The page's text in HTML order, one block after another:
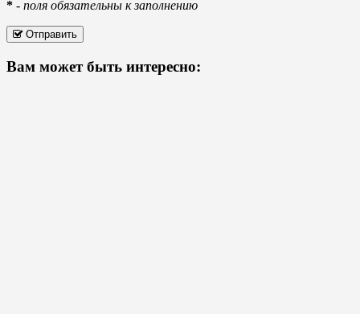
* - поля обязательны к заполнению
Отправить
Вам может быть интересно: